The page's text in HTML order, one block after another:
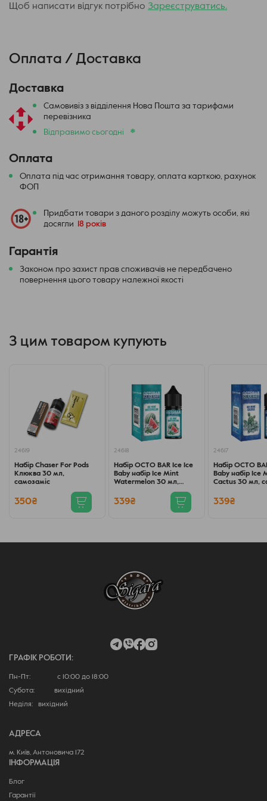
Щоб написати відгук потрібно Зареєструватись.
Оплата / Доставка
Доставка
Самовивіз з відділення Нова Пошта за тарифами
перевізника
Відправимо сьогодні
*
Оплата
Оплата під час отримання товару, оплата карткою, рахунок
ФОП
Придбати товари з даного розділу можуть особи, які
досягли
18 років
Гарантія
Законом про захист прав споживачів не передбачено
повернення цього товару належної якості
З цим товаром купують
24619
Набір Chaser For Pods
Клюква 30 мл,
самозаміс
350₴
24618
Набір OCTO BAR Ice Ice
Baby набір Ice Mint
Watermelon 30 мл,
339₴
24617
Набір OCTO
Baby набір Ice
Cactus 30 мл,
339₴
ГРАФІК РОБОТИ:
Пн-Пт: с 10:00 до 18:00
Субота: вихідний
Неділя: вихідний
АДРЕСА
м. Київ, Антоновича 172
ІНФОРМАЦІЯ
Блог
Гарантії